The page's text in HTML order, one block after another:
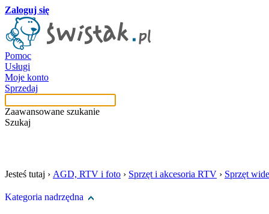
Zaloguj się
Pomoc
Usługi
Moje konto
Sprzedaj
Zaawansowane szukanie
Szukaj
Jesteś tutaj › AGD, RTV i foto › Sprzęt i akcesoria RTV › Sprzęt
Kategoria nadrzędna